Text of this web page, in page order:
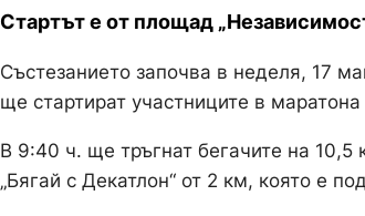
Стартът е от площад
Състезанието започва в неделя, 17
ще стартират участниците в
В 9:40 ч. ще тръгнат бегачите на
„Бягай с Декатлон“ от 2 км, която е